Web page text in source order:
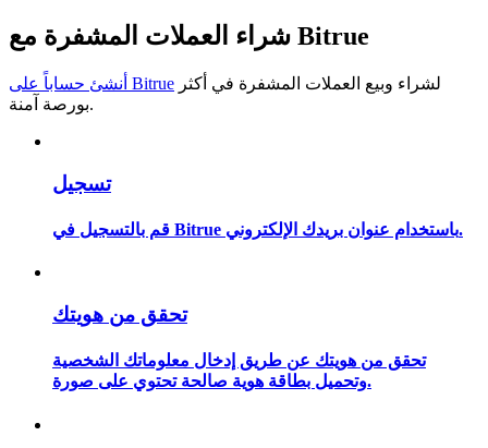
معلومة
تحليل البيانات الضخمة بما في ذلك المعلومات التجارية، وما
إلى ذلك.
مرشد
دليل المبتدئين للعقود الآجلة
شراء العملات المشفرة مع Bitrue
أنشئ حساباً على Bitrue
بورصة آمنة.
تسجيل
قم بالتسجيل في Bitrue باستخدام عنوان بريدك الإلكتروني.
تحقق من هويتك
تحقق من هويتك عن طريق إدخال معلوماتك الشخصية
وتحميل بطاقة هوية صالحة تحتوي على صورة.